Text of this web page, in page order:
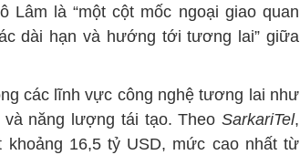
là “một cột mốc ngoại giao quan
dài hạn và hướng tới tương lai” giữa
các lĩnh vực công nghệ tương lai như
năng lượng tái tạo. Theo SarkariTel,
16,5 tỷ USD, mức cao nhất từ